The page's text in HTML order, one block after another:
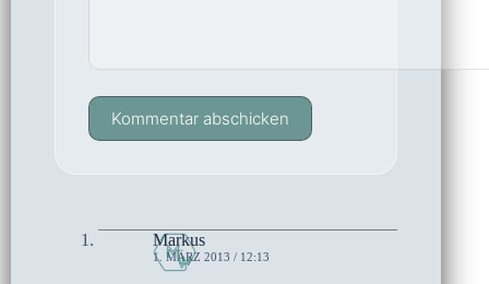
Kommentar abschicken
Markus
1. MÄRZ 2013 / 12:13